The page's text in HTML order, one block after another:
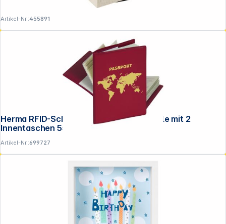
Artikel-Nr.:455891
Herma RFID-Schutzhülle Reisepass 1 Hülle mit 2
Innentaschen 5549N
Artikel-Nr.:699727